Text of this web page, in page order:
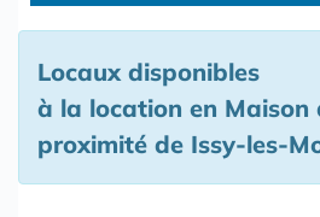
Locaux disponibles
à la location en Maison
proximité de Issy-les-